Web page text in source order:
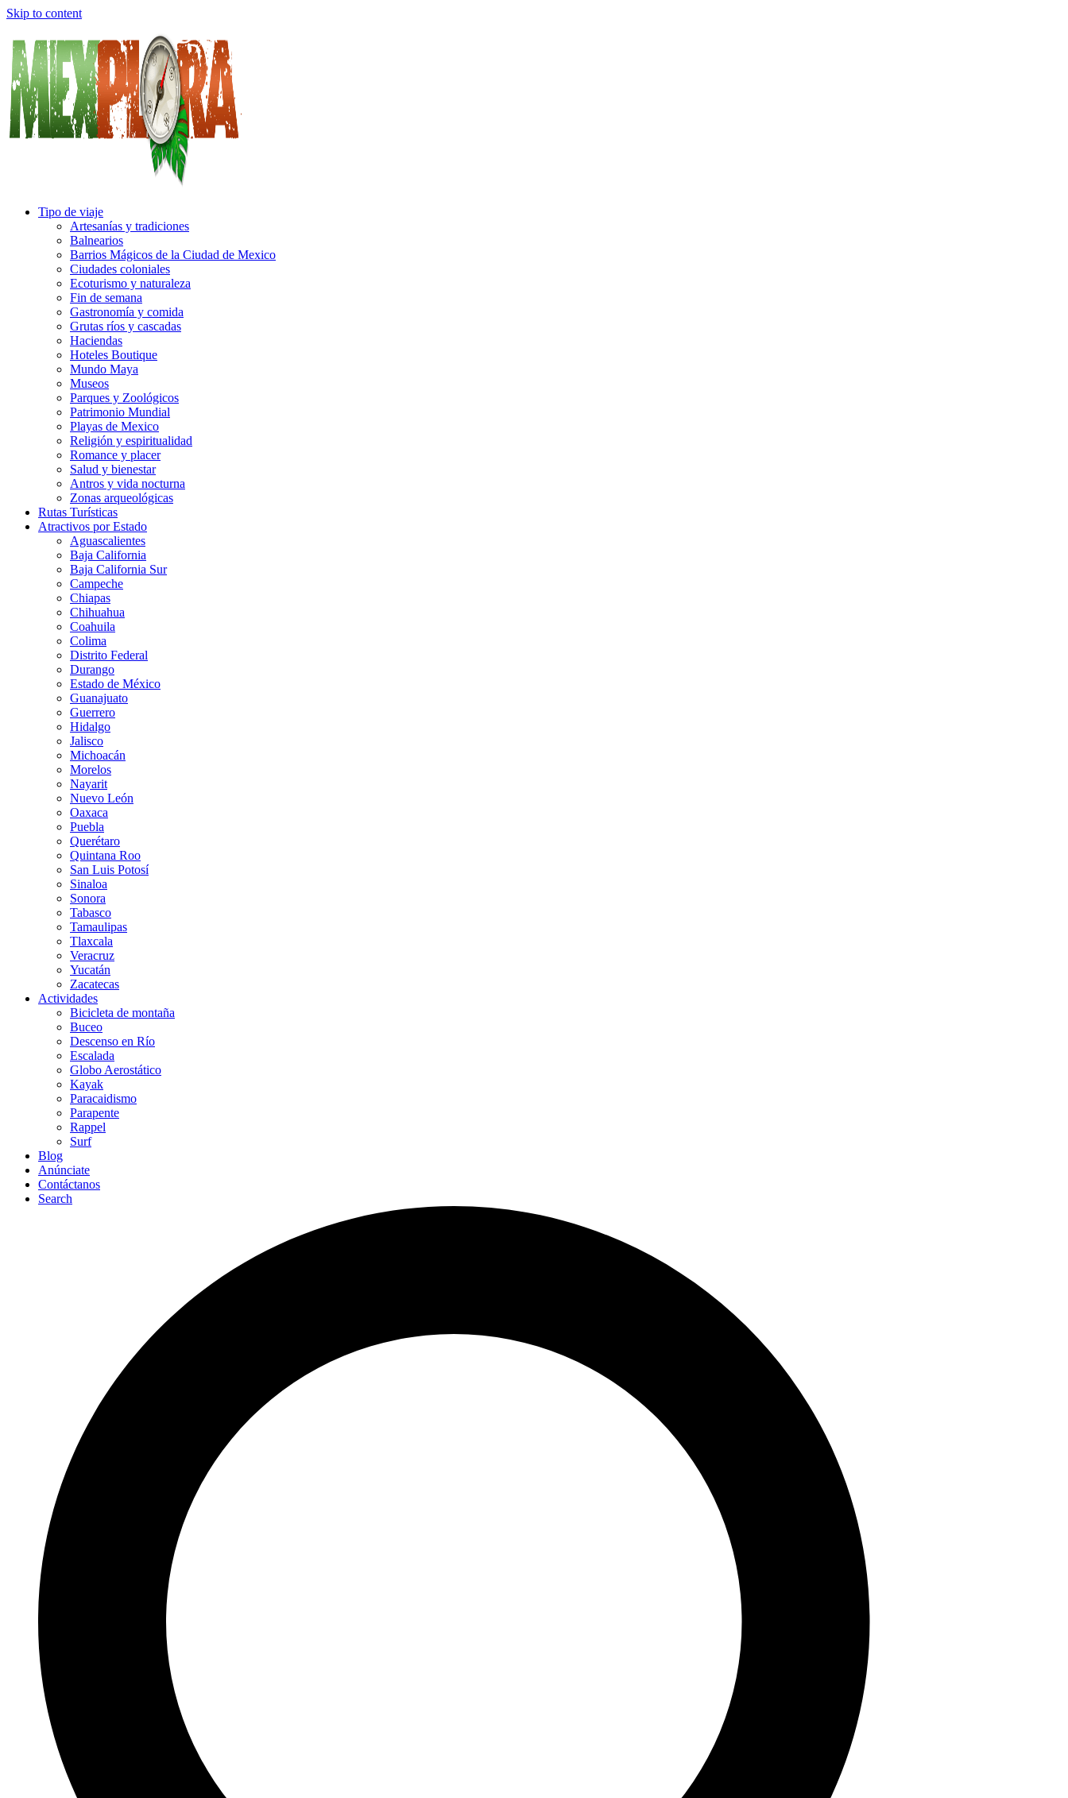
Skip to content
Tipo de viaje
Artesanías y tradiciones
Balnearios
Barrios Mágicos de la Ciudad de Mexico
Ciudades coloniales
Ecoturismo y naturaleza
Fin de semana
Gastronomía y comida
Grutas ríos y cascadas
Haciendas
Hoteles Boutique
Mundo Maya
Museos
Parques y Zoológicos
Patrimonio Mundial
Playas de Mexico
Religión y espiritualidad
Romance y placer
Salud y bienestar
Antros y vida nocturna
Zonas arqueológicas
Rutas Turísticas
Atractivos por Estado
Aguascalientes
Baja California
Baja California Sur
Campeche
Chiapas
Chihuahua
Coahuila
Colima
Distrito Federal
Durango
Estado de México
Guanajuato
Guerrero
Hidalgo
Jalisco
Michoacán
Morelos
Nayarit
Nuevo León
Oaxaca
Puebla
Querétaro
Quintana Roo
San Luis Potosí
Sinaloa
Sonora
Tabasco
Tamaulipas
Tlaxcala
Veracruz
Yucatán
Zacatecas
Actividades
Bicicleta de montaña
Buceo
Descenso en Río
Escalada
Globo Aerostático
Kayak
Paracaidismo
Parapente
Rappel
Surf
Blog
Anúnciate
Contáctanos
Search